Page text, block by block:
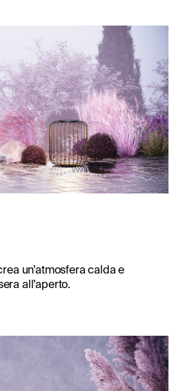
un’atmosfera calda e
all’aperto.